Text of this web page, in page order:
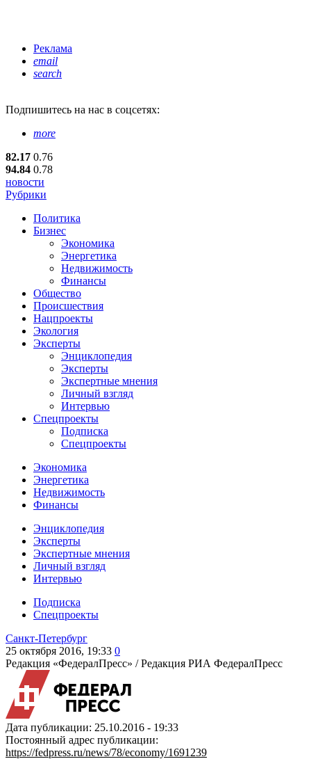
Реклама
email
search
Подпишитесь на нас в соцсетях:
more
82.17 0.76
94.84 0.78
новости
Рубрики
Политика
Бизнес
Экономика
Энергетика
Недвижимость
Финансы
Общество
Происшествия
Нацпроекты
Экология
Эксперты
Энциклопедия
Эксперты
Экспертные мнения
Личный взгляд
Интервью
Спецпроекты
Подписка
Спецпроекты
Экономика
Энергетика
Недвижимость
Финансы
Энциклопедия
Эксперты
Экспертные мнения
Личный взгляд
Интервью
Подписка
Спецпроекты
Санкт-Петербург
25 октября 2016, 19:33 0
Редакция «ФедералПресс» /Редакция РИА ФедералПресс
Дата публикации: 25.10.2016 - 19:33
Постоянный адрес публикации:
https://fedpress.ru/news/78/economy/1691239